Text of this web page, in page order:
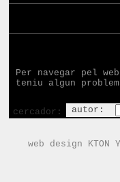
Per navegar pel
teniu algun
cercador: autor:
web design KTON